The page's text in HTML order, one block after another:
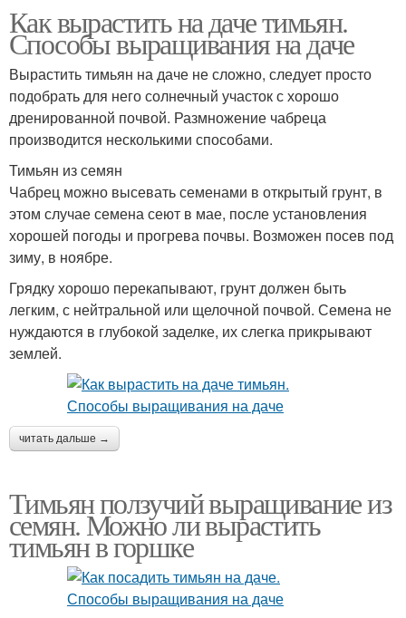
Как вырастить на даче тимьян.
Способы выращивания на даче
Вырастить тимьян на даче не сложно, следует просто
подобрать для него солнечный участок с хорошо
дренированной почвой. Размножение чабреца
производится несколькими способами.
Тимьян из семян
Чабрец можно высевать семенами в открытый грунт, в
этом случае семена сеют в мае, после установления
хорошей погоды и прогрева почвы. Возможен посев под
зиму, в ноябре.
Грядку хорошо перекапывают, грунт должен быть
легким, с нейтральной или щелочной почвой. Семена не
нуждаются в глубокой заделке, их слегка прикрывают
землей.
читать дальше →
Тимьян ползучий выращивание из
семян. Можно ли вырастить
тимьян в горшке